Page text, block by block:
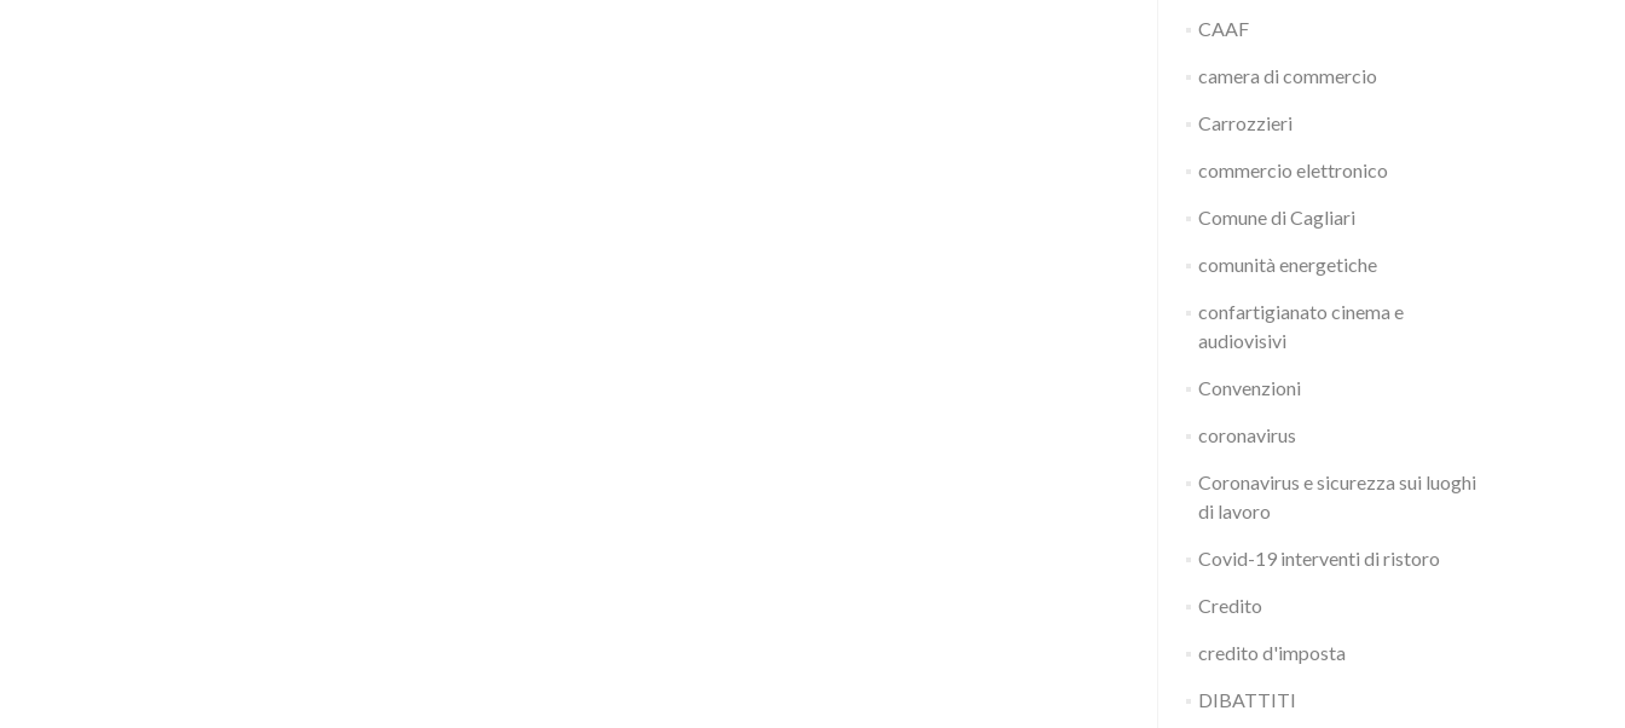
CAAF
camera di commercio
Carrozzieri
commercio elettronico
Comune di Cagliari
comunità energetiche
confartigianato cinema e
audiovisivi
Convenzioni
coronavirus
Coronavirus e sicurezza sui luoghi
di lavoro
Covid-19 interventi di ristoro
Credito
credito d'imposta
DIBATTITI